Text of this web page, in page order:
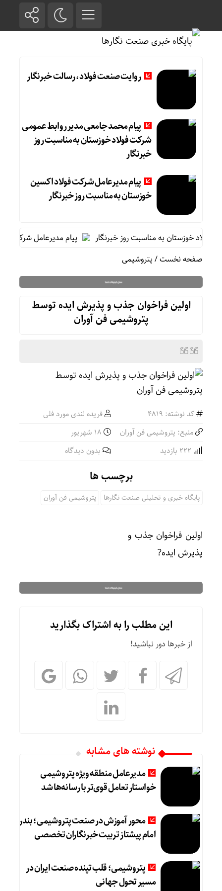
روایت صنعت فولاد،‌ رسالت خبرنگار
پیام محمد جامعی مدیر روابط عمومی
شرکت فولاد خوزستان به مناسبت روز
خبرنگار
پیام مدیرعامل شرکت فولاد اکسین
خوزستان به مناسبت روز خبرنگار
خوزستان به مناسبت روز خبرنگار
پیام مدیرعامل شرکت
صفحه نخست/پتروشیمی
اولین فراخوان جذب و پذیرش ایده توسط
پتروشیمی فن آوران
کد نوشته: 4819
فریده لندی مورد فلی
منبع: پتروشیمی فن آوران
بدون دیدگاه
برچسب ها
پایگاه خبری و تحلیلی صنعت نگارها پتروشیمی فن آوران
اولین فراخوان جذب و
پذیرش ایده?
این مطلب را به اشتراک بگذارید
از خبرها دور نباشید!
نوشته های مشابه
مدیرعامل منطقه ویژه پتروشیمی
خواستار تعامل قوی‌تر با رسانه‌ها شد
محور آموزش در صنعت پتروشیمی؛ بندر
امام پیشتاز تربیت خبرنگاران تخصصی
پتروشیمی؛ قلب تپنده صنعت ایران در
مسیر تحول جهانی